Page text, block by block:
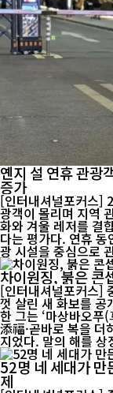
옌지 설 연휴 관광
증가
[인터내셔널포커스]
광객이 몰리며 지역
화와 겨울 레저를 결
다는 평가다. 연휴 동안 옌지시는 조선족 민속 체험과 공연, 겨울 관
광 시설을 중심으로
차이원징, 붉은 콘
[인터내셔널포커스]
껏 살린 새 화보를 공
한 그는 ‘마상바오푸
添福·곧바로 복을 더
지었다. 말의 해를
52명 네 세대가 만
제